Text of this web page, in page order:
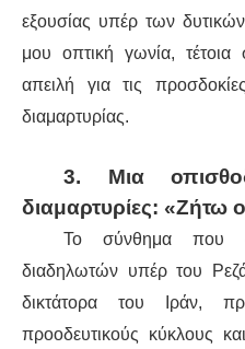
εξουσίας υπέρ των
μου οπτική γωνία,
απειλή για τις
διαμαρτυρίας.
3. Μια
διαμαρτυρίες: «Ζήτω
Το σύνθημα που
διαδηλωτών υπέρ του
δικτάτορα του Ιράν,
προοδευτικούς κύκλους